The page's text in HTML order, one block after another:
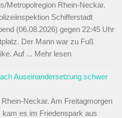
Metropolregion Rhein-Neckar.
Schifferstadt
(06.08.2026) gegen 22:45 Uhr
Der Mann war zu Fuß
Auf ... Mehr lesen
Auseinandersetzung schwer
Neckar. Am Freitagmorgen
kam es im Friedenspark aus